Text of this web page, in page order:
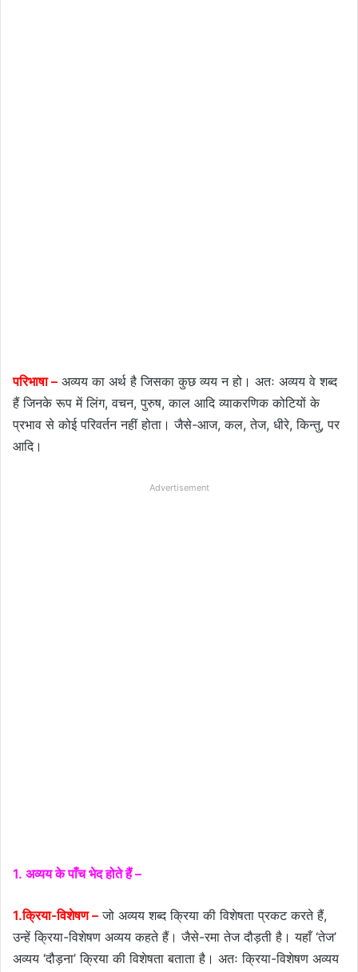
परिभाषा – अव्यय का अर्थ है जिसका कुछ व्यय न हो। अतः अव्यय वे शब्द
हैं जिनके रूप में लिंग, वचन, पुरुष, काल आदि व्याकरणिक कोटियों के
प्रभाव से कोई परिवर्तन नहीं होता। जैसे-आज, कल, तेज, धीरे, किन्तु, पर
आदि।
Advertisement
1. अव्यय के पाँच भेद होते हैं –
1.क्रिया-विशेषण – जो अव्यय शब्द क्रिया की विशेषता प्रकट करते हैं,
उन्हें क्रिया-विशेषण अव्यय कहते हैं। जैसे-रमा तेज दौड़ती है। यहाँ ‘तेज’
अव्यय ‘दौड़ना’ क्रिया की विशेषता बताता है। अतः क्रिया-विशेषण अव्यय